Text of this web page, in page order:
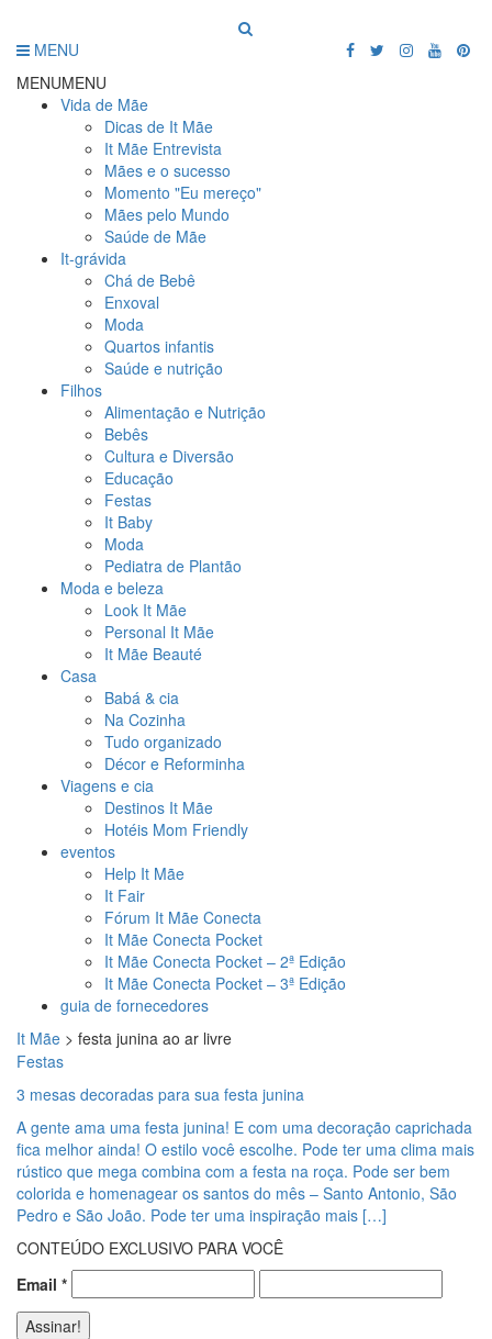
MENU
MENUMENU
Vida de Mãe
Dicas de It Mãe
It Mãe Entrevista
Mães e o sucesso
Momento "Eu mereço"
Mães pelo Mundo
Saúde de Mãe
It-grávida
Chá de Bebê
Enxoval
Moda
Quartos infantis
Saúde e nutrição
Filhos
Alimentação e Nutrição
Bebês
Cultura e Diversão
Educação
Festas
It Baby
Moda
Pediatra de Plantão
Moda e beleza
Look It Mãe
Personal It Mãe
It Mãe Beauté
Casa
Babá & cia
Na Cozinha
Tudo organizado
Décor e Reforminha
Viagens e cia
Destinos It Mãe
Hotéis Mom Friendly
eventos
Help It Mãe
It Fair
Fórum It Mãe Conecta
It Mãe Conecta Pocket
It Mãe Conecta Pocket – 2ª Edição
It Mãe Conecta Pocket – 3ª Edição
guia de fornecedores
It Mãe > festa junina ao ar livre
Festas
3 mesas decoradas para sua festa junina
A gente ama uma festa junina! E com uma decoração caprichada
fica melhor ainda! O estilo você escolhe. Pode ter uma clima mais
rústico que mega combina com a festa na roça. Pode ser bem
colorida e homenagear os santos do mês – Santo Antonio, São
Pedro e São João. Pode ter uma inspiração mais […]
CONTEÚDO EXCLUSIVO PARA VOCÊ
Email *